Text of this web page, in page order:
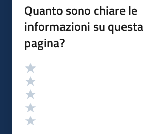
Quanto sono chiare le
informazioni su questa
pagina?
Valutazione